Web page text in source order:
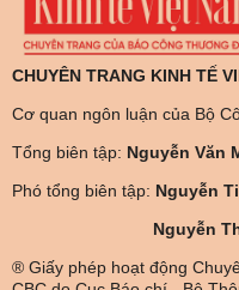
CHUYÊN TRANG KINH TẾ
Cơ quan ngôn luận của Bộ
Tổng biên tập: Nguyễn Văn
Phó tổng biên tập: Nguyễn
Nguyễn
® Giấy phép hoạt động